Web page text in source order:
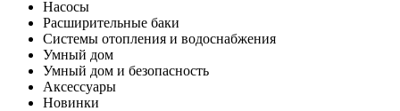
Насосы
Расширительные баки
Системы отопления и водоснабжения
Умный дом
Умный дом и безопасность
Аксессуары
Новинки